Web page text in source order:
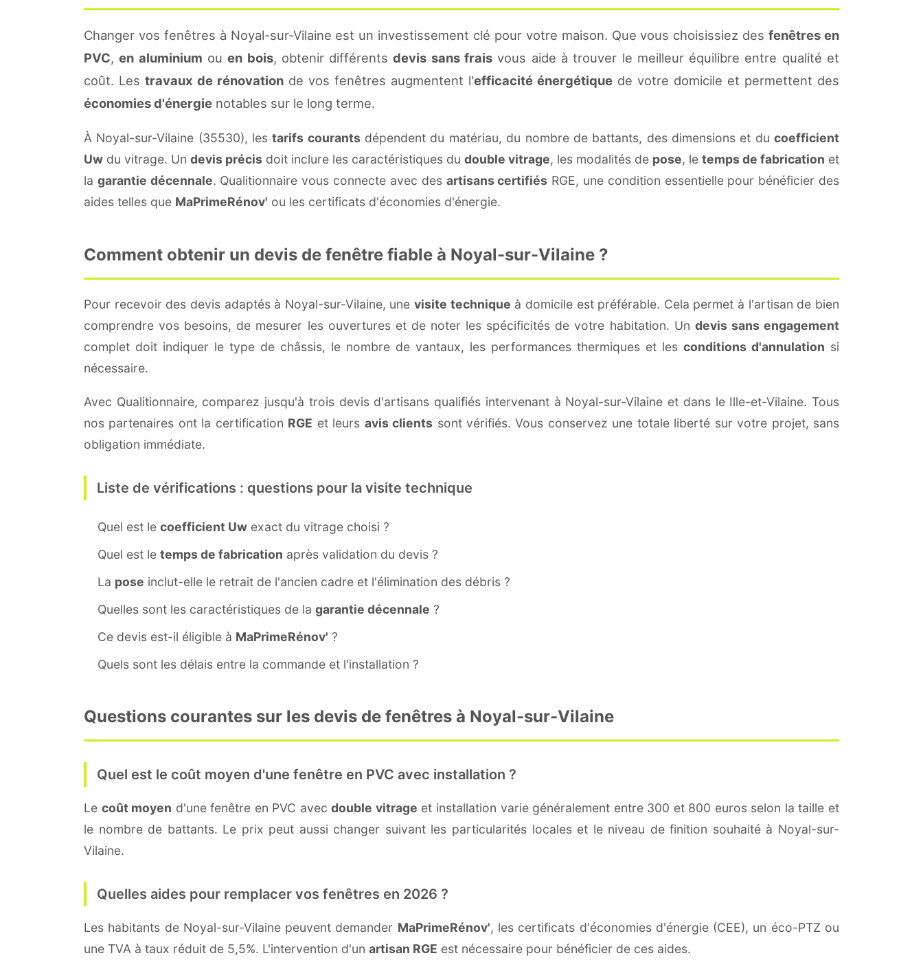
Changer vos fenêtres à Noyal-sur-Vilaine est un investissement clé pour votre maison. Que vous choisissiez desfenêtres en
PVC,en aluminium ouen bois, obtenir différentsdevis sans frais vous aide à trouver le meilleur équilibre entre qualité et
coût. Les travaux de rénovation de vos fenêtres augmentent l'efficacité énergétique de votre domicile et permettent des
économies d'énergie notables sur le long terme.
À Noyal-sur-Vilaine (35530), lestarifs courantsdépendent du matériau, du nombre de battants, des dimensions et ducoefficient
Uw du vitrage. Un devis précis doit inclure les caractéristiques du double vitrage, les modalités de pose, le temps de fabrication et
la garantie décennale. Qualitionnaire vous connecte avec des artisans certifiés RGE, une condition essentielle pour bénéficier des
aides telles que MaPrimeRénov' ou les certificats d'économies d'énergie.
Comment obtenir un devis de fenêtre fiable à Noyal-sur-Vilaine ?
Pour recevoir des devis adaptés à Noyal-sur-Vilaine, unevisite technique à domicile est préférable. Cela permet à l'artisan de bien
comprendre vos besoins, de mesurer les ouvertures et de noter les spécificités de votre habitation. Un devis sans engagement
complet doit indiquer le type de châssis, le nombre de vantaux, les performances thermiques et les conditions d'annulation si
nécessaire.
Avec Qualitionnaire, comparez jusqu'à trois devis d'artisans qualifiés intervenant à Noyal-sur-Vilaine et dans le Ille-et-Vilaine. Tous
nos partenaires ont la certification RGE et leurs avis clients sont vérifiés. Vous conservez une totale liberté sur votre projet, sans
obligation immédiate.
Liste de vérifications : questions pour la visite technique
Quel est le coefficient Uw exact du vitrage choisi ?
Quel est le temps de fabrication après validation du devis ?
La pose inclut-elle le retrait de l'ancien cadre et l'élimination des débris ?
Quelles sont les caractéristiques de la garantie décennale ?
Ce devis est-il éligible à MaPrimeRénov' ?
Quels sont les délais entre la commande et l'installation ?
Questions courantes sur les devis de fenêtres à Noyal-sur-Vilaine
Quel est le coût moyen d'une fenêtre en PVC avec installation ?
Le coût moyen d'une fenêtre en PVC avecdouble vitrage et installation varie généralement entre 300 et 800 euros selon la taille et
le nombre de battants. Le prix peut aussi changer suivant les particularités locales et le niveau de finition souhaité à Noyal-sur-
Vilaine.
Quelles aides pour remplacer vos fenêtres en 2026 ?
Les habitants de Noyal-sur-Vilaine peuvent demander MaPrimeRénov', les certificats d'économies d'énergie (CEE), un éco-PTZ ou
une TVA à taux réduit de 5,5%. L'intervention d'un artisan RGE est nécessaire pour bénéficier de ces aides.